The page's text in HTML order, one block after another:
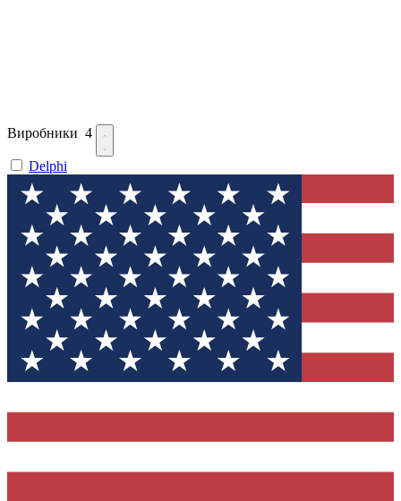
Виробники 4
Delphi